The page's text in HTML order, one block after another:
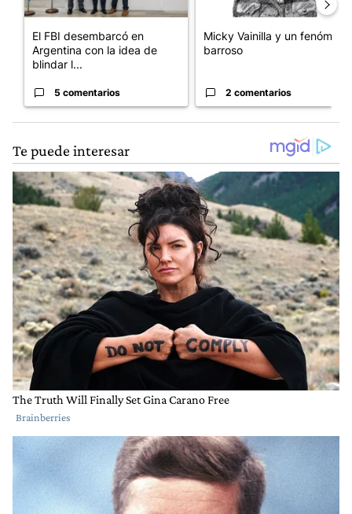
El FBI desembarcó en
Argentina con la idea de
blindar l...
5 comentarios
Micky Vainilla y un fenómeno
barroso
2 comentarios